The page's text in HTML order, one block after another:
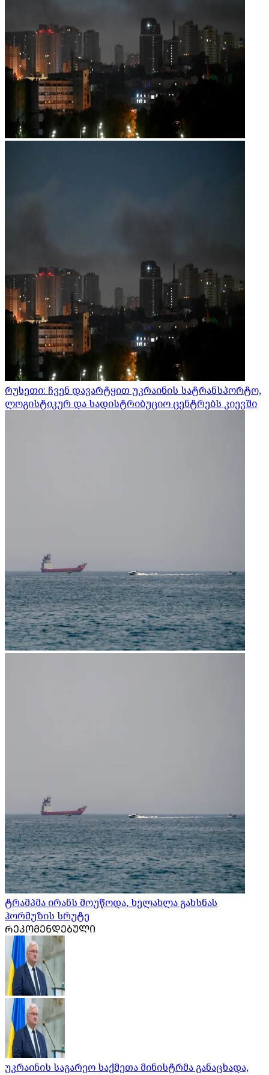
რუსეთი: ჩვენ დავარტყით უკრაინის სატრანსპორტო,
ლოგისტიკურ და სადისტრიბუციო ცენტრებს კიევში
ტრამპმა ირანს მოუწოდა, ხელახლა გახსნას
ჰორმუზის სრუტე
ᲠᲔᲙᲝᲛᲔᲜᲓᲔᲑᲣᲚᲘ
უკრაინის საგარეო საქმეთა მინისტრმა განაცხადა,